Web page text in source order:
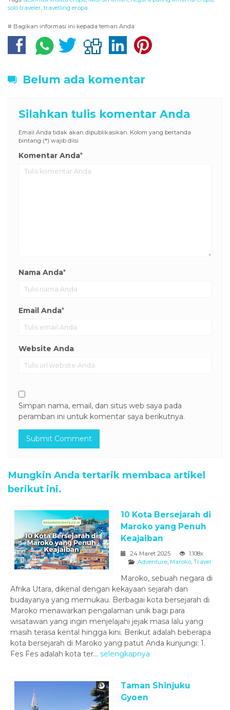
solo traveler, travelling eropa
# Bagikan informasi ini kepada teman Anda
Belum ada komentar
Silahkan tulis komentar Anda
Email Anda tidak akan dipublikasikan. Kolom yang bertanda
bintang (*) wajib diisi
Komentar Anda*
Nama Anda*
Email Anda*
Website Anda
Simpan nama, email, dan situs web saya pada
peramban ini untuk komentar saya berikutnya.
Mungkin Anda tertarik membaca artikel
berikut ini.
10 Kota Bersejarah di
Maroko yang Penuh
Keajaiban
24 Maret 2025
1.108x
Adventure Maroko Travel
Maroko, sebuah negara di
Afrika Utara, dikenal dengan kekayaan sejarah dan
budayanya yang memukau. Berbagai kota bersejarah di
Maroko menawarkan pengalaman unik bagi para
wisatawan yang ingin menjelajahi jejak masa lalu yang
masih terasa kental hingga kini. Berikut adalah beberapa
kota bersejarah di Maroko yang patut Anda kunjungi: 1.
Fes Fes adalah kota ter... selengkapnya
Taman Shinjuku
Gyoen